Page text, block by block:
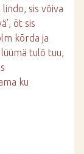
sis võiva
õt sis
kõrda ja
tulõ tuu,
ku